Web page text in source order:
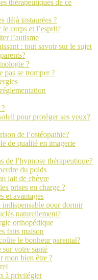
thérapeutiques de ce
déjà instaurées ?
corps et l’esprit?
l’autisme
: tout savoir sur le sujet
?
pas se tromper ?
pour protéger ses yeux?
de l’ostéopathie?
de qualité en imagerie
de l’hypnose thérapeutique?
du poids
lait de chèvre
prises en charge ?
et avantages
indispensable pour dormir
naturellement?
orthopédique
faits maison
le bonheur parental?
votre santé
mon bien être ?
à privilégier